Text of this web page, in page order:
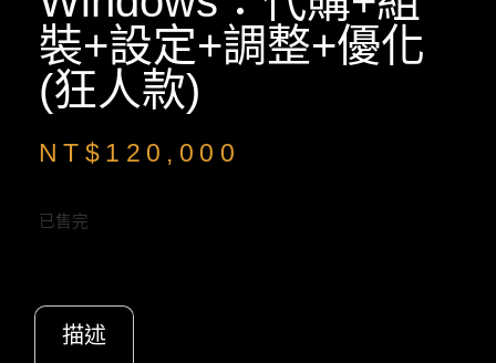
裝+設定+調整+優化
(狂人款)
NT$ 120,000
已售完
描述